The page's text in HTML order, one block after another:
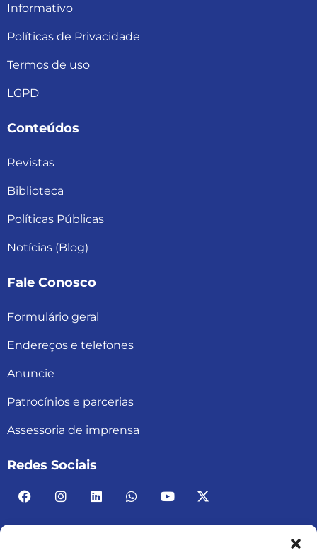
Informativo
Políticas de Privacidade
Termos de uso
LGPD
Conteúdos
Revistas
Biblioteca
Políticas Públicas
Notícias (Blog)
Fale Conosco
Formulário geral
Endereços e telefones
Anuncie
Patrocínios e parcerias
Assessoria de imprensa
Redes Sociais